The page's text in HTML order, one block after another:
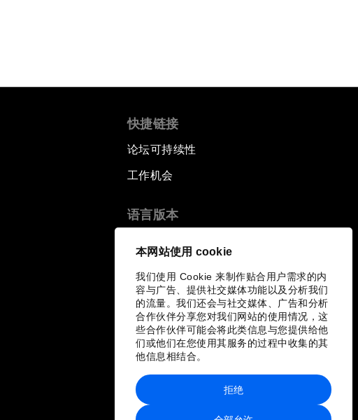
本网站使用 cookie
我们使用 Cookie 来制作贴合用户需求的内
容与广告、提供社交媒体功能以及分析我们
的流量。我们还会与社交媒体、广告和分析
合作伙伴分享您对我们网站的使用情况，这
些合作伙伴可能会将此类信息与您提供给他
们或他们在您使用其服务的过程中收集的其
他信息相结合。
拒绝
快捷链接
论坛可持续性
工作机会
语言版本